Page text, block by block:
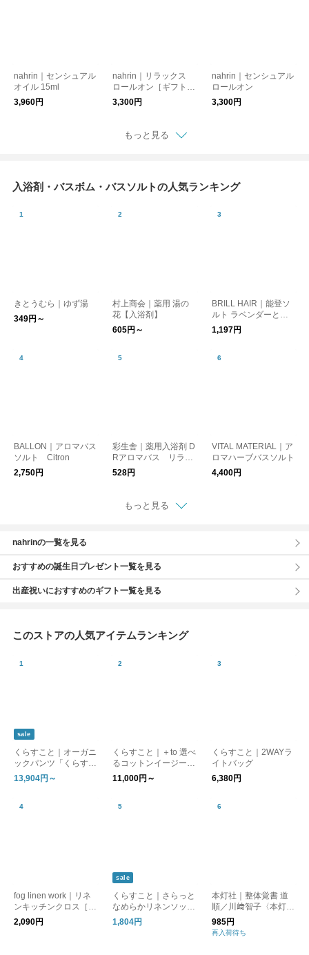
nahrin｜センシュアル
オイル 15ml
3,960円
nahrin｜リラックス
ロールオン［ギフト/
贈り物］
3,300円
nahrin｜センシュアル
ロールオン
3,300円
もっと見る
入浴剤・バスボム・バスソルトの人気ランキング
きとうむら｜ゆず湯
349円～
村上商会｜薬用 湯の
花【入浴剤】
605円～
BRILL HAIR｜能登ソ
ルト ラベンダーとヒ
ノキ
1,197円
BALLON｜アロマバス
ソルト Citron
2,750円
彩生舎｜薬用入浴剤 D
Rアロマバス リラク
ゼーション・レスピレ
ーション・プレミアム
528円
VITAL MATERIAL｜ア
ロマハーブバスソルト
4,400円
もっと見る
nahrinの一覧を見る
おすすめの誕生日プレゼント一覧を見る
出産祝いにおすすめのギフト一覧を見る
このストアの人気アイテムランキング
sale
くらすこと｜オーガニ
ックパンツ「くらすこ
との日常生活着」
13,904円～
くらすこと｜＋to 選べ
るコットンイージーパ
ンツ
11,000円～
くらすこと｜2WAYラ
イトバッグ
6,380円
fog linen work｜リネ
ンキッチンクロス［ギ
フト/贈り物］
2,090円
sale
くらすこと｜さらっと
なめらかリネンソック
ス［ギフト/贈り物］
1,804円
本灯社｜整体覚書 道
順／川﨑智子〈本灯社
の本〉
985円
再入荷待ち